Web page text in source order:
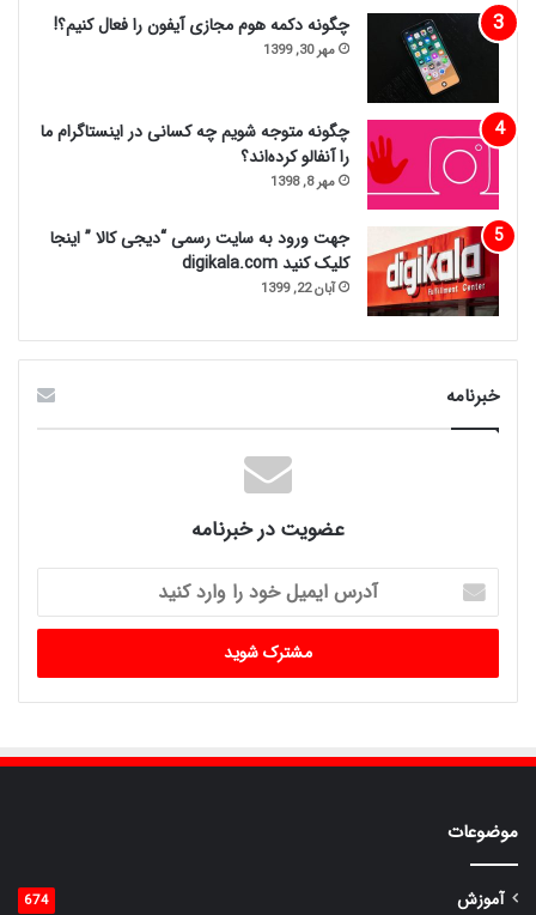
چگونه دکمه هوم مجازی آیفون را فعال کنیم؟!
مهر 30, 1399
چگونه متوجه شویم چه کسانی در اینستاگرام ما
را آنفالو کرده‌اند؟
مهر 8, 1398
جهت ورود به سایت رسمی “دیجی کالا ” اینجا
کلیک کنید digikala.com
آبان 22, 1399
خبرنامه
عضویت در خبرنامه
آدرس
ایمیل
خود
وارد
کنید
موضوعات
آموزش 674